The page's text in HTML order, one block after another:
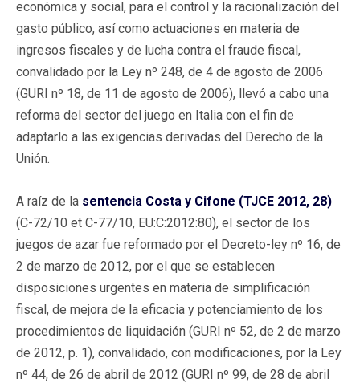
económica y social, para el control y la racionalización del
gasto público, así como actuaciones en materia de
ingresos fiscales y de lucha contra el fraude fiscal,
convalidado por la Ley nº 248, de 4 de agosto de 2006
(GURI nº 18, de 11 de agosto de 2006), llevó a cabo una
reforma del sector del juego en Italia con el fin de
adaptarlo a las exigencias derivadas del Derecho de la
Unión.
A raíz de la sentencia Costa y Cifone (TJCE 2012, 28)
(C-72/10 et C-77/10, EU:C:2012:80), el sector de los
juegos de azar fue reformado por el Decreto-ley nº 16, de
2 de marzo de 2012, por el que se establecen
disposiciones urgentes en materia de simplificación
fiscal, de mejora de la eficacia y potenciamiento de los
procedimientos de liquidación (GURI nº 52, de 2 de marzo
de 2012, p. 1), convalidado, con modificaciones, por la Ley
nº 44, de 26 de abril de 2012 (GURI nº 99, de 28 de abril